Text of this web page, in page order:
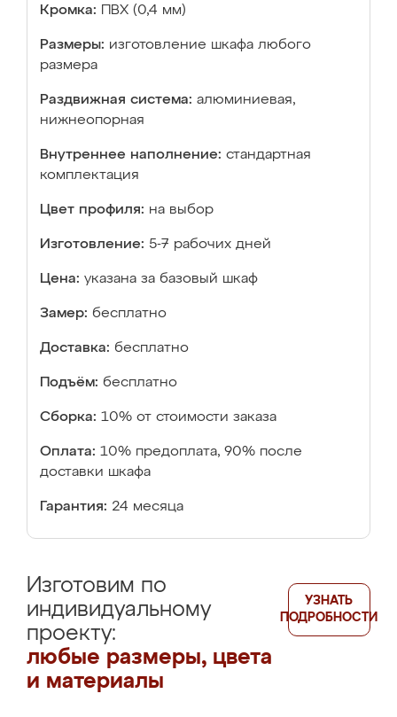
Кромка: ПВХ (0,4 мм)
Размеры: изготовление шкафа любого
размера
Раздвижная система: алюминиевая,
нижнеопорная
Внутреннее наполнение: стандартная
комплектация
Цвет профиля: на выбор
Изготовление: 5-7 рабочих дней
Цена: указана за базовый шкаф
Замер: бесплатно
Доставка: бесплатно
Подъём: бесплатно
Сборка: 10% от стоимости заказа
Оплата: 10% предоплата, 90% после
доставки шкафа
Гарантия: 24 месяца
Изготовим по
индивидуальному
проекту:
любые размеры, цвета
и материалы
УЗНАТЬ
ПОДРОБНОСТИ